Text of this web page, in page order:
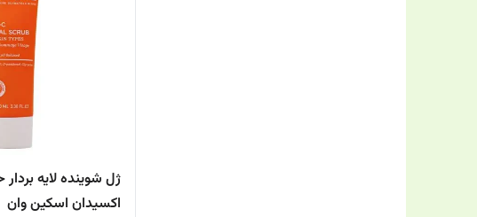
ژل شوینده لایه
اکسیدان اسکین وان